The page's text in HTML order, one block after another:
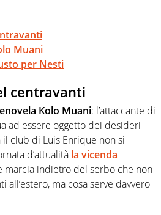
Muani
per Nesti
centravanti
Kolo Muani: l’attaccante di
ad essere oggetto dei desideri
club di Luis Enrique non si
d’attualità la vicenda
marcia indietro del serbo che non
all’estero, ma cosa serve davvero